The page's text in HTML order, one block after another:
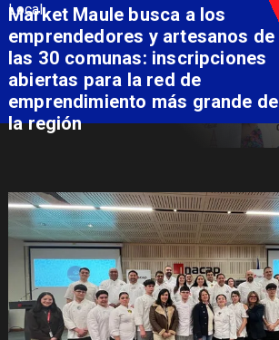
Local
Market Maule busca a los
emprendedores y artesanos de
las 30 comunas: inscripciones
abiertas para la red de
emprendimiento más grande de
la región